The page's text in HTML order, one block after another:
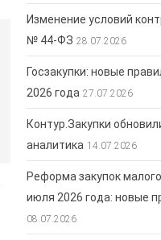
Изменение условий
№ 44-ФЗ 28.07.2026
Госзакупки: новые
2026 года 27.07.2026
Контур.Закупки
аналитика 14.07.2026
Реформа закупок
июля 2026 года: новые
08.07.2026